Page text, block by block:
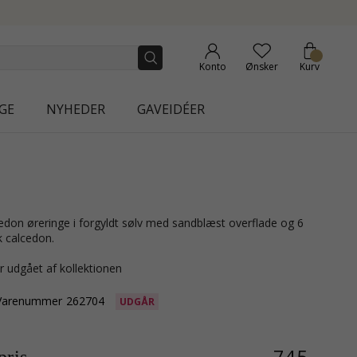
Konto Ønsker Kurv
NYHEDER GAVEIDÉER
calcedon.
udgået af kollektionen
262704 UDGÅR